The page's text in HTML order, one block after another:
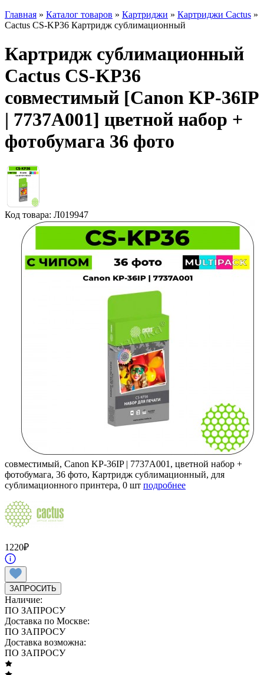
Главная » Каталог товаров » Картриджи » Картриджи Cactus »
Cactus CS-KP36 Картридж сублимационный
Картридж сублимационный
Cactus CS-KP36
совместимый [Canon KP-36IP
| 7737A001] цветной набор +
фотобумага 36 фото
Код товара: Л019947
совместимый, Canon KP-36IP | 7737A001, цветной набор +
фотобумага, 36 фото, Картридж сублимационный, для
сублимационного принтера, 0 шт подробнее
1220₽
ЗАПРОСИТЬ
Наличие:
ПО ЗАПРОСУ
Доставка по Москве:
ПО ЗАПРОСУ
Доставка возможна:
ПО ЗАПРОСУ